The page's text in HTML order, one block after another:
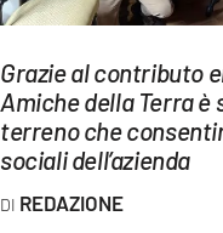
LAC ONAIR
LaC
Grazie al contributo
Amiche della Terra
terreno che
sociali dell’azienda
REDAZIONE